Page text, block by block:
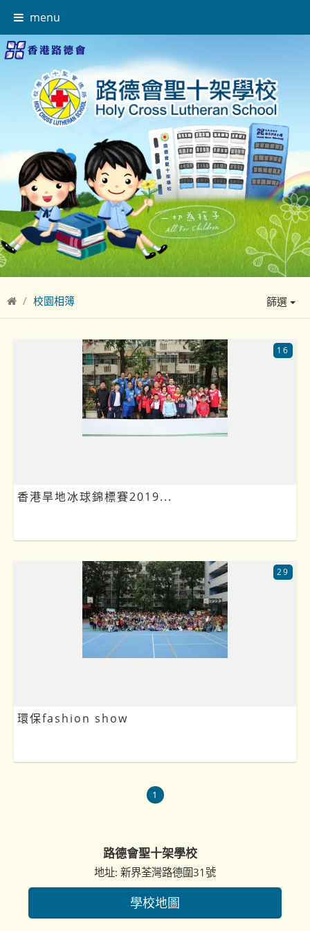
menu
校園相簿 篩選
香港旱地冰球錦標賽2019...
16
環保fashion show
29
1
路德會聖十架學校
地址: 新界荃灣路德圍31號
學校地圖